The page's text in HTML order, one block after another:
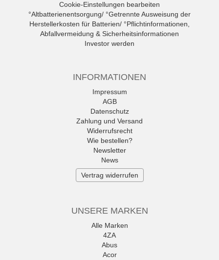
Cookie-Einstellungen bearbeiten
°Altbatterienentsorgung/ °Getrennte Ausweisung der
Herstellerkosten für Batterien/ °Pflichtinformationen,
Abfallvermeidung & Sicherheitsinformationen
Investor werden
INFORMATIONEN
Impressum
AGB
Datenschutz
Zahlung und Versand
Widerrufsrecht
Wie bestellen?
Newsletter
News
Vertrag widerrufen
UNSERE MARKEN
Alle Marken
4ZA
Abus
Acor